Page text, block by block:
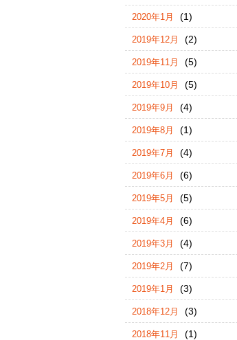
2020年1月 (1)
2019年12月 (2)
2019年11月 (5)
2019年10月 (5)
2019年9月 (4)
2019年8月 (1)
2019年7月 (4)
2019年6月 (6)
2019年5月 (5)
2019年4月 (6)
2019年3月 (4)
2019年2月 (7)
2019年1月 (3)
2018年12月 (3)
2018年11月 (1)